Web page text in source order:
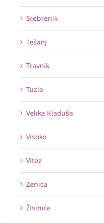
Srebrenik
Tešanj
Travnik
Tuzla
Velika Kladuša
Visoko
Vitez
Zenica
Živinice